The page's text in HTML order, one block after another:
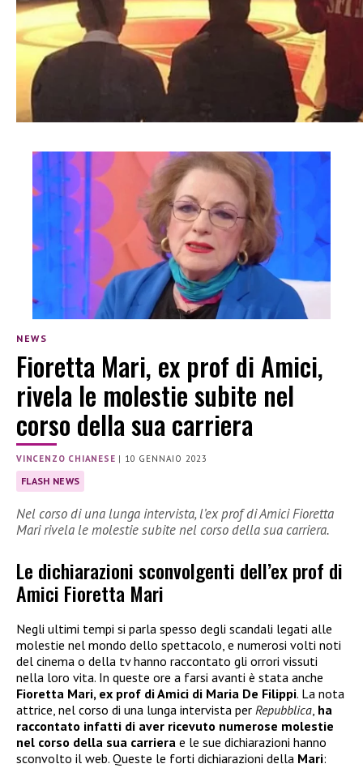
NEWS
Fioretta Mari, ex prof di Amici,
rivela le molestie subite nel
corso della sua carriera
VINCENZO CHIANESE | 10 GENNAIO 2023
FLASH NEWS
Nel corso di una lunga intervista, l’ex prof di Amici Fioretta
Mari rivela le molestie subite nel corso della sua carriera.
Le dichiarazioni sconvolgenti dell’ex prof di
Amici Fioretta Mari
Negli ultimi tempi si parla spesso degli scandali legati alle
molestie nel mondo dello spettacolo, e numerosi volti noti
del cinema o della tv hanno raccontato gli orrori vissuti
nella loro vita. In queste ore a farsi avanti è stata anche
Fioretta Mari, ex prof di Amici di Maria De Filippi. La nota
attrice, nel corso di una lunga intervista per Repubblica, ha
raccontato infatti di aver ricevuto numerose molestie
nel corso della sua carriera e le sue dichiarazioni hanno
sconvolto il web. Queste le forti dichiarazioni della Mari: